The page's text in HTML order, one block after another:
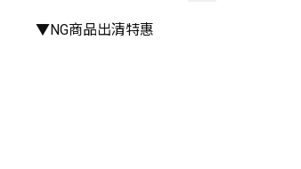
▸廚房⧸浴室相關
▸外出用品
▼NG商品出清特惠